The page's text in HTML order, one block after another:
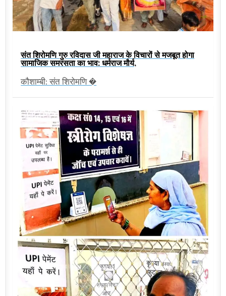
संत शिरोमणि गुरु रविदास जी महाराज के विचारों से मजबूत होगा
सामाजिक समरसता का भाव: धर्मराज मौर्य,
कौशाम्बी: संत शिरोमणि �